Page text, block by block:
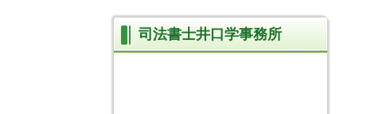
司法書士井口学事務所